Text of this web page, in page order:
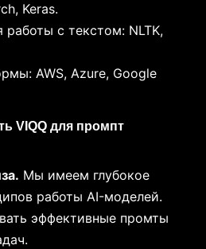
Keras.
с текстом: NLTK,
AWS, Azure, Google
VIQQ для промпт
Мы имеем глубокое
работы AI-моделей.
эффективные промты